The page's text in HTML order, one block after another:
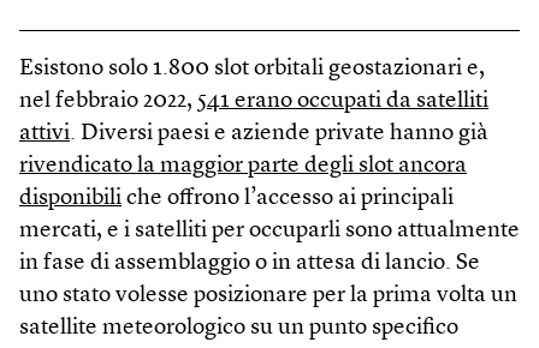
Esistono solo 1.800 slot orbitali geostazionari e,
nel febbraio 2022, 541 erano occupati da satelliti
attivi. Diversi paesi e aziende private hanno già
rivendicato la maggior parte degli slot ancora
disponibili che offrono l’accesso ai principali
mercati, e i satelliti per occuparli sono attualmente
in fase di assemblaggio o in attesa di lancio. Se
uno stato volesse posizionare per la prima volta un
satellite meteorologico su un punto specifico